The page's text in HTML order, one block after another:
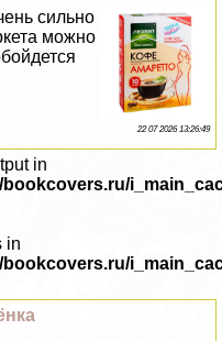
сильно
можно
22 07 2026 13:26:49
in
bookcovers.ru/
in
bookcovers.ru/